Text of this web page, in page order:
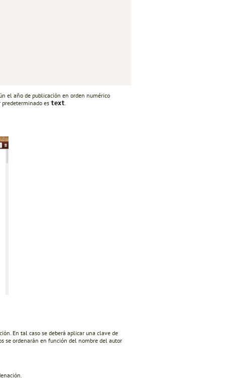
el año de publicación en orden numérico
predeterminado es text
En tal caso se deberá aplicar una clave de
se ordenarán en función del nombre del autor